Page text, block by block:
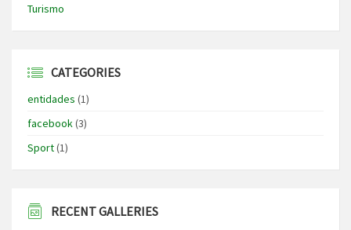
Turismo
CATEGORIES
entidades (1)
facebook(3)
Sport(1)
RECENT GALLERIES